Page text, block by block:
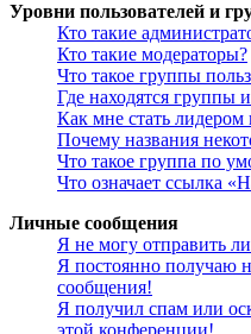
Уровни пользователей и
Кто такие
Кто такие модераторы?
Что такое группы
Где находятся группы
Как мне стать лидером
Почему названия
Что такое группа по
Что означает ссылка
Личные сообщения
Я не могу отправить
Я постоянно получаю
сообщения!
Я получил спам или